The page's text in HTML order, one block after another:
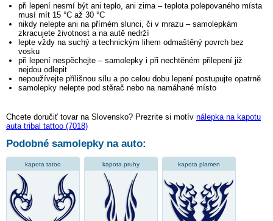
při lepení nesmí být ani teplo, ani zima – teplota polepovaného místa
musí mít 15 °C až 30 °C
nikdy nelepte ani na přímém slunci, či v mrazu – samolepkám
zkracujete životnost a na autě nedrží
lepte vždy na suchý a technickým lihem odmaštěný povrch bez
vosku
při lepení nespěchejte – samolepky i při nechtěném přilepení již
nejdou odlepit
nepoužívejte přílišnou sílu a po celou dobu lepení postupujte opatrně
samolepky nelepte pod stěrač nebo na namáhané místo
Chcete doručiť tovar na Slovensko? Prezrite si motív nálepka na kapotu
auta tribal tattoo (7018)
Podobné samolepky na auto:
kapota tatoo kapota pruhy kapota plamen